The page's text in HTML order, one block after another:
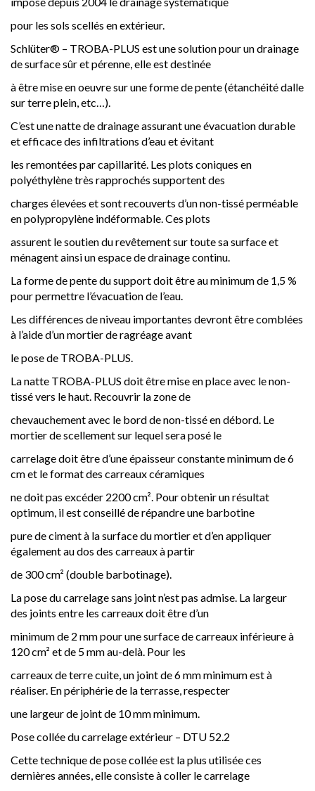
pour les sols scellés en extérieur.
Schlüter® – TROBA-PLUS est une solution pour un drainage
de surface sûr et pérenne, elle est destinée
à être mise en oeuvre sur une forme de pente (étanchéité dalle
sur terre plein, etc…).
C’est une natte de drainage assurant une évacuation durable
et efficace des infiltrations d’eau et évitant
les remontées par capillarité. Les plots coniques en
polyéthylène très rapprochés supportent des
charges élevées et sont recouverts d’un non-tissé perméable
en polypropylène indéformable. Ces plots
assurent le soutien du revêtement sur toute sa surface et
ménagent ainsi un espace de drainage continu.
La forme de pente du support doit être au minimum de 1,5 %
pour permettre l’évacuation de l’eau.
Les différences de niveau importantes devront être comblées
à l’aide d’un mortier de ragréage avant
le pose de TROBA-PLUS.
La natte TROBA-PLUS doit être mise en place avec le non-
tissé vers le haut. Recouvrir la zone de
chevauchement avec le bord de non-tissé en débord. Le
mortier de scellement sur lequel sera posé le
carrelage doit être d’une épaisseur constante minimum de 6
cm et le format des carreaux céramiques
ne doit pas excéder 2200 cm². Pour obtenir un résultat
optimum, il est conseillé de répandre une barbotine
pure de ciment à la surface du mortier et d’en appliquer
également au dos des carreaux à partir
de 300 cm² (double barbotinage).
La pose du carrelage sans joint n’est pas admise. La largeur
des joints entre les carreaux doit être d’un
minimum de 2 mm pour une surface de carreaux inférieure à
120 cm² et de 5 mm au-delà. Pour les
carreaux de terre cuite, un joint de 6 mm minimum est à
réaliser. En périphérie de la terrasse, respecter
une largeur de joint de 10 mm minimum.
Pose collée du carrelage extérieur – DTU 52.2
Cette technique de pose collée est la plus utilisée ces
dernières années, elle consiste à coller le carrelage